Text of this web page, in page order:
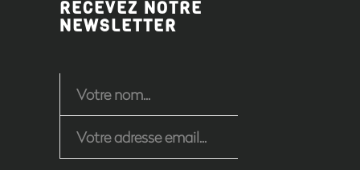
RECEVEZ NOTRE
NEWSLETTER